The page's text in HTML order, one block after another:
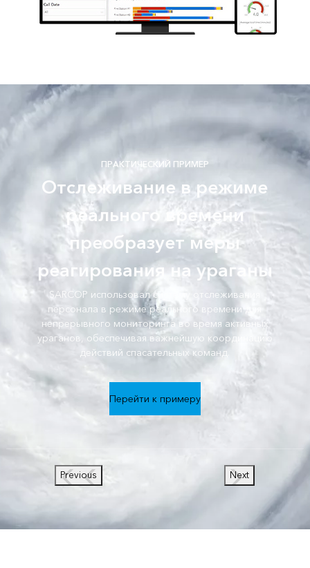
ПРАКТИЧЕСКИЙ ПРИМЕР
Отслеживание в режиме
реального времени
преобразует меры
реагирования на ураганы
SARCOP использовал систему отслеживания
персонала в режиме реального времени для
непрерывного мониторинга во время активных
ураганов, обеспечивая важнейшую координацию
действий спасательных команд.
Перейти к примеру
Previous Next